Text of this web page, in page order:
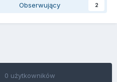
Obserwujący 2
0 użytkowników